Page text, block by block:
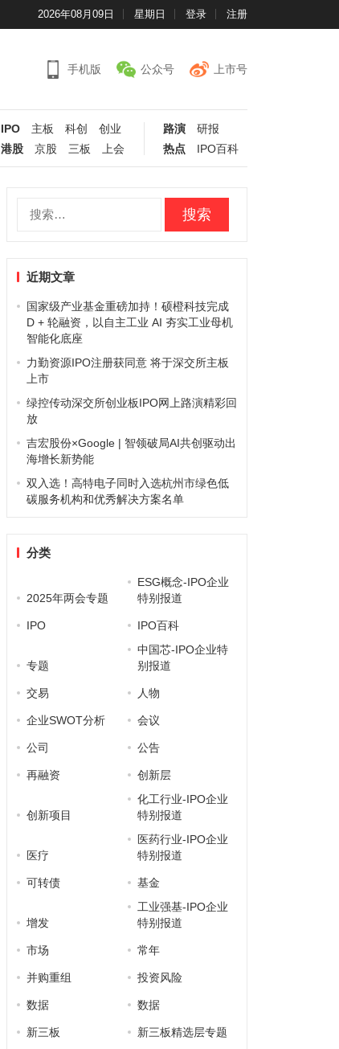
2026年08月09日 星期日 登录 注册
手机版 公众号 上市号
IPO 主板 科创
创业
港股
京股 三板 上会
路演
研报
热点
IPO百科
近期文章
国家级产业基金重磅加持！硕橙科技完成
D + 轮融资，以自主工业 AI 夯实工业母机
智能化底座
力勤资源IPO注册获同意 将于深交所主板
上市
绿控传动深交所创业板IPO网上路演精彩回
放
吉宏股份×Google | 智领破局AI共创驱动出
海增长新势能
双入选！高特电子同时入选杭州市绿色低
碳服务机构和优秀解决方案名单
分类
2025年两会专题
ESG概念-IPO企业
特别报道
IPO IPO百科
专题
中国芯-IPO企业特
别报道
交易 人物
企业SWOT分析 会议
公司 公告
再融资 创新层
创新项目
化工行业-IPO企业
特别报道
医疗
医药行业-IPO企业
特别报道
可转债 基金
增发
工业强基-IPO企业
特别报道
市场 常年
并购重组 投资风险
数据 数据
新三板
新三板精选层专题